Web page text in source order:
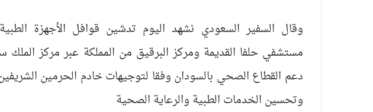
وقال السفير السعودي نشهد اليوم تدشين قوافل الأجهزة
مستشفي حلفا القديمة ومركز البرقيق من المملكة عبر مركز الملك
دعم القطاع الصحي بالسودان وفقا لتوجيهات خادم الحرمين
وتحسين الخدمات الطبية والرعاية الصحية